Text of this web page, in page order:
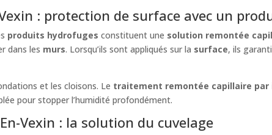
: protection de surface avec un
produits hydrofuges constituent une solution remontée
dans les murs. Lorsqu’ils sont appliqués sur la surface, ils
et les cloisons. Le traitement remontée capillaire par
pour stopper l’humidité profondément.
Vexin : la solution du cuvelage